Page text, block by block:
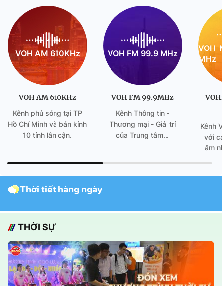
VOH AM 610KHz
VOH AM 610KHz
Kênh phủ sóng tại TP
Hồ Chí Minh và bán kính
10 tỉnh lân cận.
VOH FM 99.9 MHz
VOH FM 99.9MHz
Kênh Thông tin -
Thương mại - Giải trí
của Trung tâm...
VOH-
MHz
Kênh
với
âm
Thời tiết hàng ngày
THỜI SỰ